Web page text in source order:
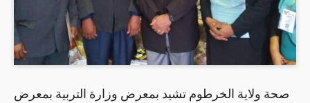
صحة ولاية الخرطوم تشيد بمعرض وزارة التربية بمعرض